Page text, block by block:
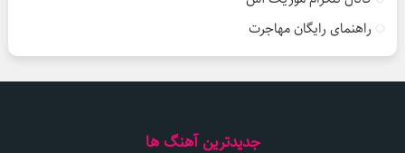
راهنمای رایگان مهاجرت
جدیدترین آهنگ ها